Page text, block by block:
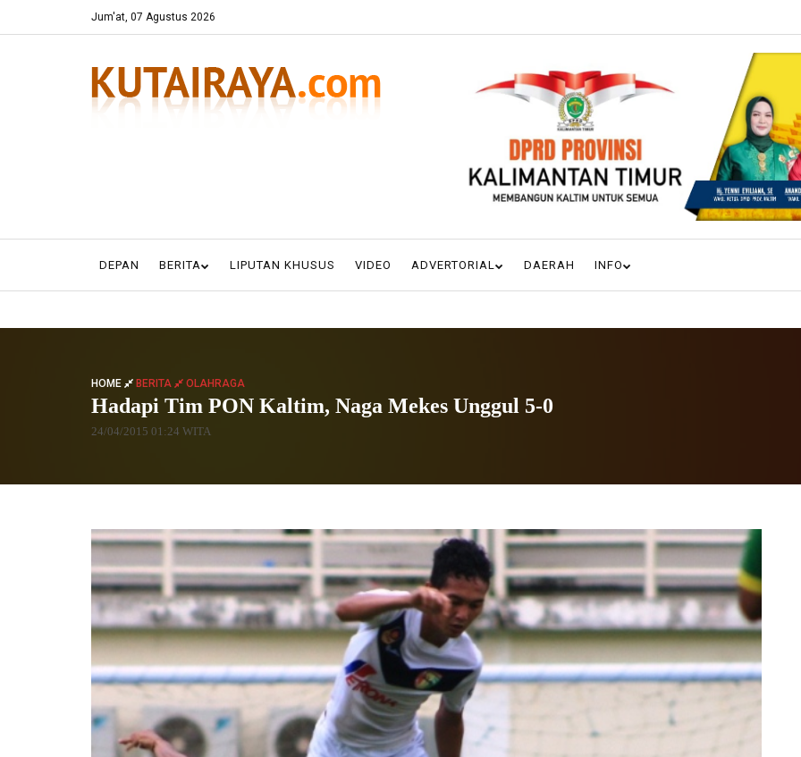
Jum'at, 07 Agustus 2026
DEPAN BERITA LIPUTAN KHUSUS VIDEO ADVERTORIAL DAERAH INFO
HOME BERITA OLAHRAGA
Hadapi Tim PON Kaltim, Naga Mekes Unggul 5-0
24/04/2015 01:24 WITA